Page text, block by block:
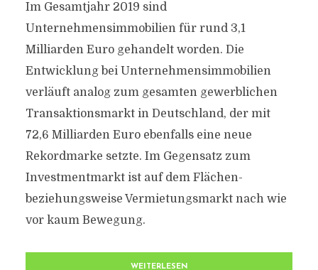
Im Gesamtjahr 2019 sind
Unternehmensimmobilien für rund 3,1
Milliarden Euro gehandelt worden. Die
Entwicklung bei Unternehmensimmobilien
verläuft analog zum gesamten gewerblichen
Transaktionsmarkt in Deutschland, der mit
72,6 Milliarden Euro ebenfalls eine neue
Rekordmarke setzte. Im Gegensatz zum
Investmentmarkt ist auf dem Flächen-
beziehungsweise Vermietungsmarkt nach wie
vor kaum Bewegung.
WEITERLESEN